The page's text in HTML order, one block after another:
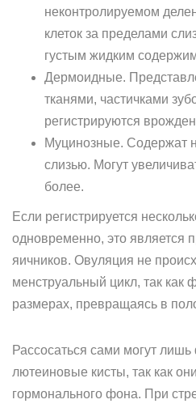
неконтролируемом
клеток за пределами
густым жидким
Дермоидные.
тканями, частичками
регистрируются
Муцинозные. Содержат
слизью. Могут
более.
Если регистрируется
одновременно, это является
яичников. Овуляция не
менструальный цикл, так как
размерах, превращаясь в
Рассосаться сами могут
лютеиновые кисты, так как
гормонального фона. При